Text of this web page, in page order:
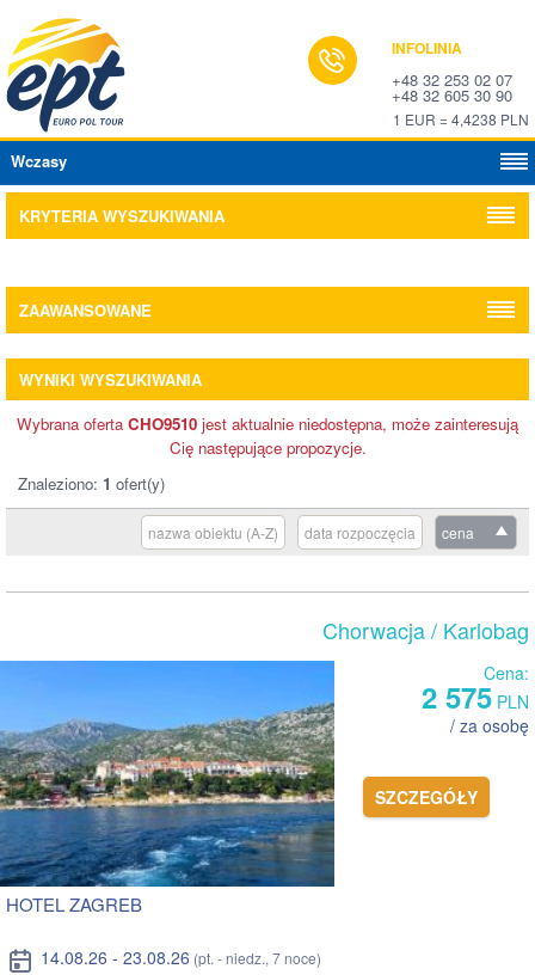
INFOLINIA
+48 32 253 02 07
+48 32 605 30 90
1 EUR = 4,4238 PLN
Wczasy
KRYTERIA WYSZUKIWANIA
ZAAWANSOWANE
WYNIKI WYSZUKIWANIA
Wybrana oferta CHO9510 jest aktualnie niedostępna, może zainteresują
Cię następujące propozycje.
Znaleziono: 1 ofert(y)
cena
data rozpoczęcia
nazwa obiektu (A-Z)
Chorwacja/ Karlobag
Cena:
2 575 PLN
/ za osobę
SZCZEGÓŁY
HOTEL ZAGREB
14.08.26 - 23.08.26 (pt. - niedz., 7 noce)